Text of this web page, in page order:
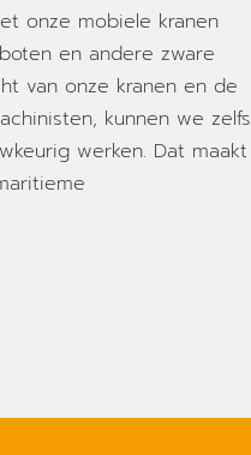
onze mobiele kranen
en andere zware
van onze kranen en de
kunnen we zelfs
werken. Dat maakt